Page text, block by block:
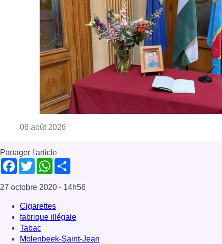
06 août 2026
Partager l'article
Facebook
TwitterWhatsApp
27 octobre 2020 - 14h56
Cigarettes
fabrique illégale
Tabac
Molenbeek-Saint-Jean